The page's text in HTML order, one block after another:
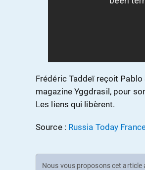
Frédéric Taddeï reçoit
magazine Yggdrasil, pour
Les liens qui libèrent.
Source : Russia Today
Nous vous proposons cet article